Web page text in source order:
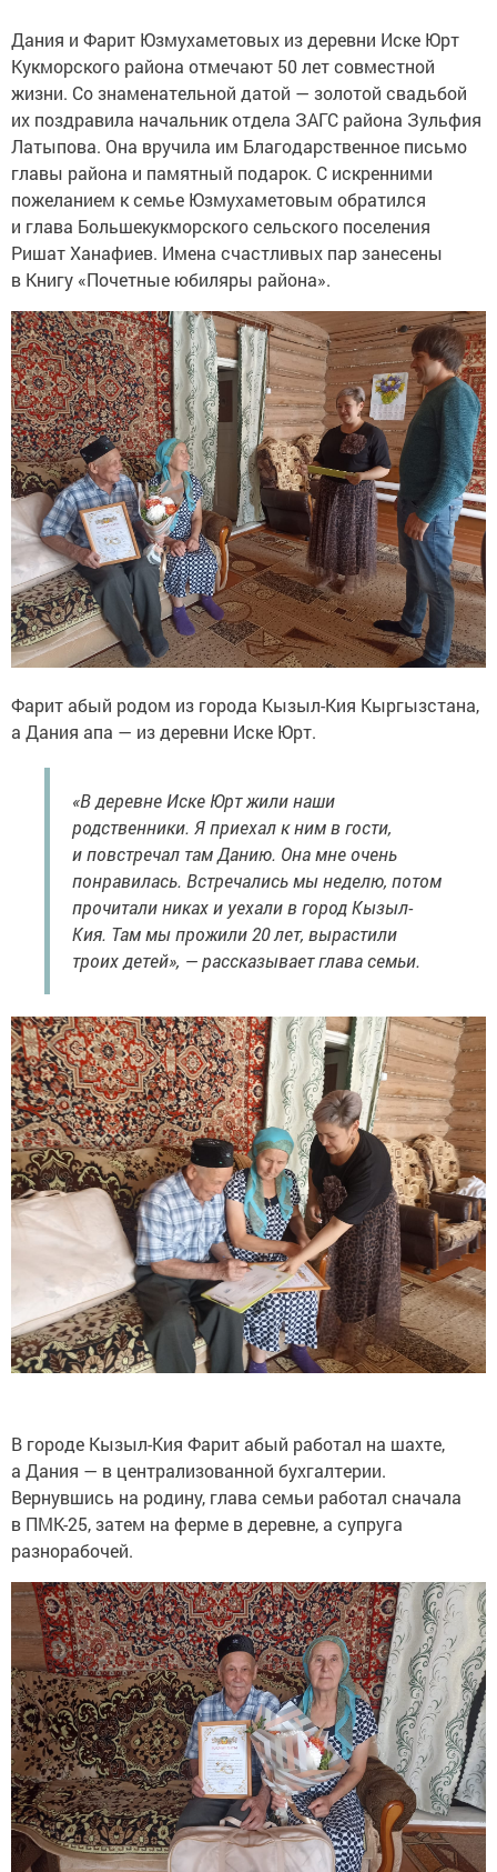
Дания и Фарит Юзмухаметовых из деревни Иске Юрт
Кукморского района отмечают 50 лет совместной
жизни. Со знаменательной датой — золотой свадьбой
их поздравила начальник отдела ЗАГС района Зульфия
Латыпова. Она вручила им Благодарственное письмо
главы района и памятный подарок. С искренними
пожеланием к семье Юзмухаметовым обратился
и глава Большекукморского сельского поселения
Ришат Ханафиев. Имена счастливых пар занесены
в Книгу «Почетные юбиляры района».
Фарит абый родом из города Кызыл-Кия Кыргызстана,
а Дания апа — из деревни Иске Юрт.
«В деревне Иске Юрт жили наши
родственники. Я приехал к ним в гости,
и повстречал там Данию. Она мне очень
понравилась. Встречались мы неделю, потом
прочитали никах и уехали в город Кызыл-
Кия. Там мы прожили 20 лет, вырастили
троих детей», — рассказывает глава семьи.
В городе Кызыл-Кия Фарит абый работал на шахте,
а Дания — в централизованной бухгалтерии.
Вернувшись на родину, глава семьи работал сначала
в ПМК-25, затем на ферме в деревне, а супруга
разнорабочей.